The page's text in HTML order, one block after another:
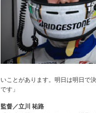
いことがあります。明日は明日で
です」
監督／立川 祐路